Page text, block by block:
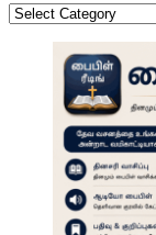
Categories